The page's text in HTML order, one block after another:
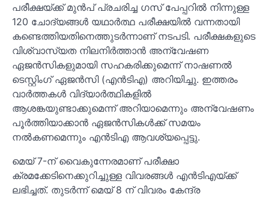
പരീക്ഷയ്ക്ക് മുൻപ് പ്രചരിച്ച ഗസ് പേപ്പറിൽ നിന്നുള്ള
120 ചോദ്യങ്ങൾ യഥാർത്ഥ പരീക്ഷയിൽ വന്നതായി
കണ്ടെത്തിയതിനെത്തുടർന്നാണ് നടപടി. പരീക്ഷകളുടെ
വിശ്വാസ്യത നിലനിർത്താൻ അന്വേഷണ
ഏജൻസികളുമായി സഹകരിക്കുമെന്ന് നാഷണൽ
ടെസ്റ്റിംഗ് ഏജൻസി (എൻടിഎ) അറിയിച്ചു. ഇത്തരം
വാർത്തകൾ വിദ്യാർത്ഥികളിൽ
ആശങ്കയുണ്ടാക്കുമെന്ന് അറിയാമെന്നും അന്വേഷണം
പൂർത്തിയാക്കാൻ ഏജൻസികൾക്ക് സമയം
നൽകണമെന്നും എൻടിഎ ആവശ്യപ്പെട്ടു.
മെയ് 7-ന് വൈകുന്നേരമാണ് പരീക്ഷാ
ക്രമക്കേടിനെക്കുറിച്ചുള്ള വിവരങ്ങൾ എൻടിഎയ്ക്ക്
ലഭിച്ചത്. തുടർന്ന് മെയ് 8 ന് വിവരം കേന്ദ്ര